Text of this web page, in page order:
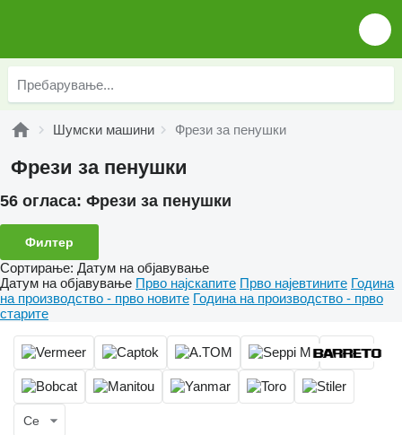
Шумски машини Фрези за пенушки
Фрези за пенушки
56 огласа: Фрези за пенушки
Филтер
Сортирање: Датум на објавување
Датум на објавување Прво најскапите Прво најевтините Година
на производство - прво новите Година на производство - прво
старите
Се